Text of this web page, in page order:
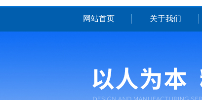
网站首页 关于我们